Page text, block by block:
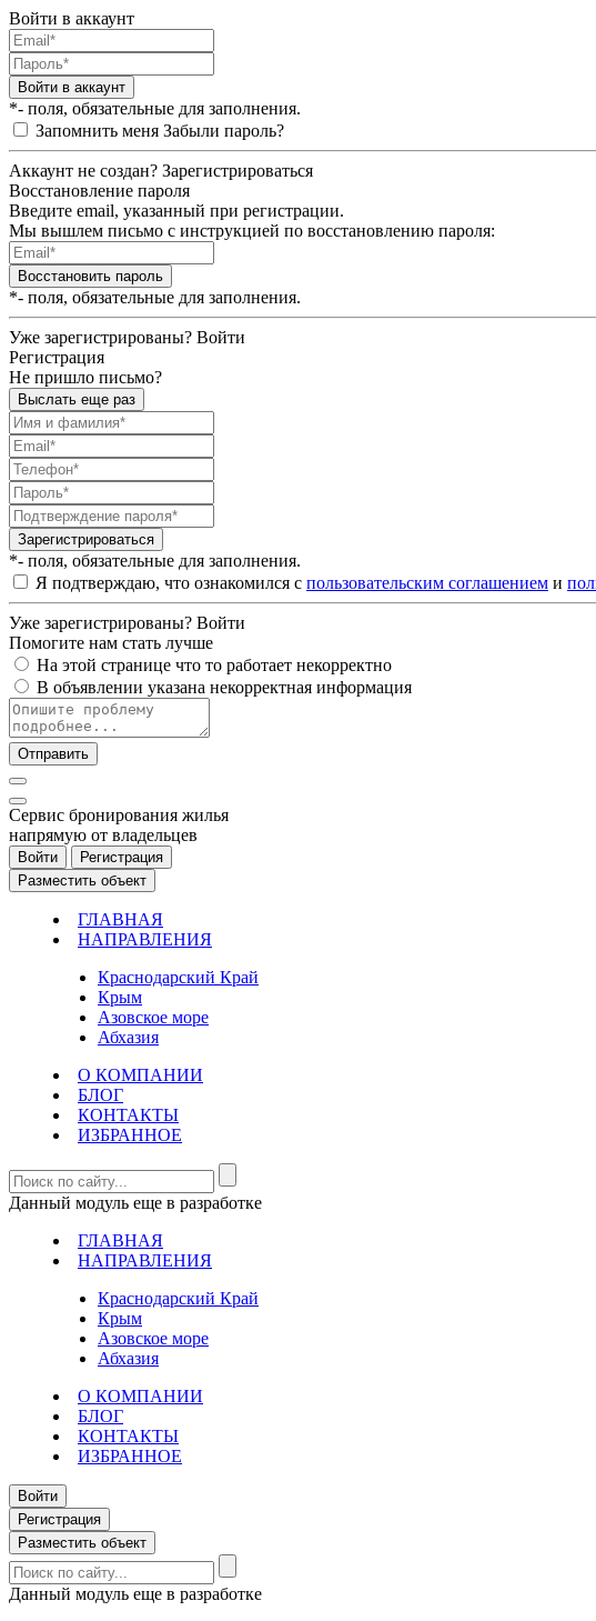
Войти в аккаунт
Войти в аккаунт
*- поля, обязательные для заполнения.
Запомнить меня Забыли пароль?
Аккаунт не создан? Зарегистрироваться
Восстановление пароля
Введите email, указанный при регистрации.
Мы вышлем письмо с инструкцией по восстановлению пароля:
Восстановить пароль
*- поля, обязательные для заполнения.
Уже зарегистрированы? Войти
Регистрация
Не пришло письмо?
Выслать еще раз
Зарегистрироваться
*- поля, обязательные для заполнения.
Я подтверждаю, что ознакомился с пользовательским соглашением и
Уже зарегистрированы? Войти
Помогите нам стать лучше
На этой странице что то работает некорректно
В объявлении указана некорректная информация
Отправить
Cервис бронирования жилья
напрямую от владельцев
Войти
Регистрация
Разместить объект
ГЛАВНАЯ
НАПРАВЛЕНИЯ
Краснодарский Край
Крым
Азовское море
Абхазия
О КОМПАНИИ
БЛОГ
КОНТАКТЫ
ИЗБРАННОЕ
Данный модуль еще в разработке
ГЛАВНАЯ
НАПРАВЛЕНИЯ
Краснодарский Край
Крым
Азовское море
Абхазия
О КОМПАНИИ
БЛОГ
КОНТАКТЫ
ИЗБРАННОЕ
Войти
Регистрация
Разместить объект
Данный модуль еще в разработке